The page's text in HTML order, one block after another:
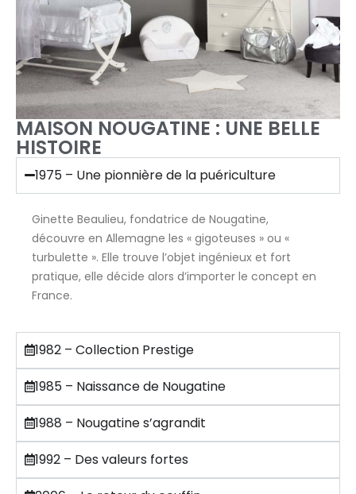
MAISON NOUGATINE : UNE BELLE
HISTOIRE
1975 – Une pionnière de la puériculture
Ginette Beaulieu, fondatrice de Nougatine,
découvre en Allemagne les « gigoteuses » ou «
turbulette ». Elle trouve l’objet ingénieux et fort
pratique, elle décide alors d’importer le concept en
France.
1982 – Collection Prestige
1985 – Naissance de Nougatine
1988 – Nougatine s’agrandit
1992 – Des valeurs fortes